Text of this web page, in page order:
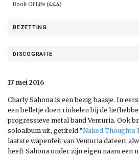
Book Of Life (4:44)
BEZETTING
DISCOGRAFIE
17 mei 2016
Charly Sahona is een bezig baasje. In
een belletje doen rinkelen bij de
progressieve metal band Venturia. Ook
soloalbum uit, getiteld “Naked Thoughts
laatste wapenfeit van Venturia dateert
heeft Sahona onder zijn eigen naam een